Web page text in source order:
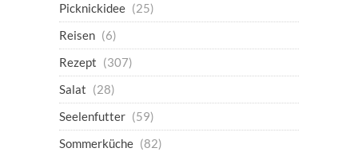
Picknickidee (25)
Reisen (6)
Rezept (307)
Salat (28)
Seelenfutter (59)
Sommerküche (82)